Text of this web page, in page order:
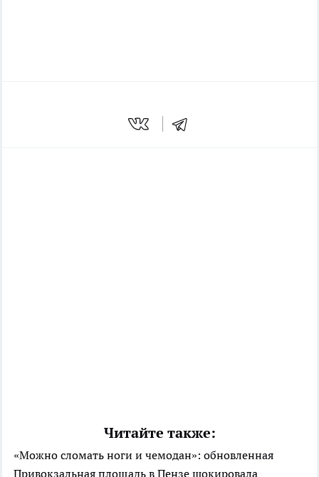
Читайте также:
«Можно сломать ноги и чемодан»: обновленная
Привокзальная площадь в Пензе шокировала